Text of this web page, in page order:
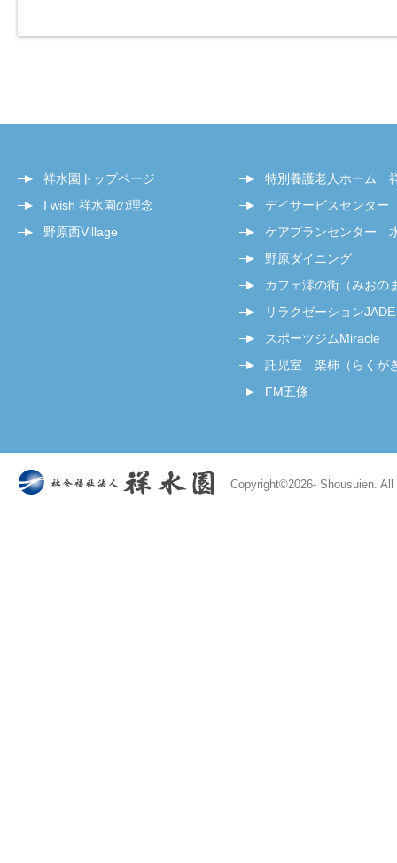
祥水園トップページ
I wish 祥水園の理念
野原西Village
特別養護老人ホーム
デイサービスセンタ
ケアプランセンター
野原ダイニング
カフェ澪の街（みおの
リラクゼーションJADE
スポーツジムMiracle
託児室 楽柿（らくが
FM五條
Copyright©2026- Shousuien.